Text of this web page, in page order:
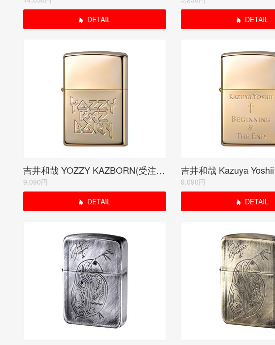
DETAIL
DETAIL
吉井和哉 YOZZY KAZBORN(受注限定生産品)
9,090円
DETAIL
9,090円
DETAIL